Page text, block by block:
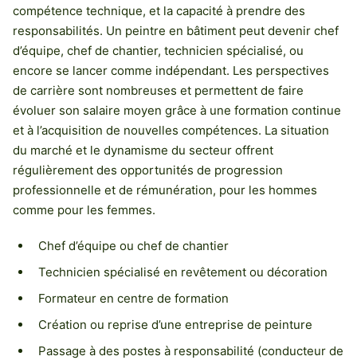
compétence technique, et la capacité à prendre des
responsabilités. Un peintre en bâtiment peut devenir chef
d’équipe, chef de chantier, technicien spécialisé, ou
encore se lancer comme indépendant. Les perspectives
de carrière sont nombreuses et permettent de faire
évoluer son salaire moyen grâce à une formation continue
et à l’acquisition de nouvelles compétences. La situation
du marché et le dynamisme du secteur offrent
régulièrement des opportunités de progression
professionnelle et de rémunération, pour les hommes
comme pour les femmes.
Chef d’équipe ou chef de chantier
Technicien spécialisé en revêtement ou décoration
Formateur en centre de formation
Création ou reprise d’une entreprise de peinture
Passage à des postes à responsabilité (conducteur de